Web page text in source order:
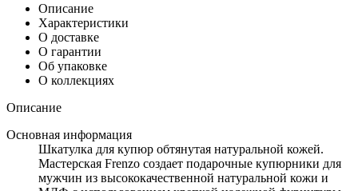
Описание
Характеристики
О доставке
О гарантии
Об упаковке
О коллекциях
Описание
Основная информация
Шкатулка для купюр обтянутая натуральной кожей.
Мастерская Frenzo создает подарочные купюрники для
мужчин из высококачественной натуральной кожи и